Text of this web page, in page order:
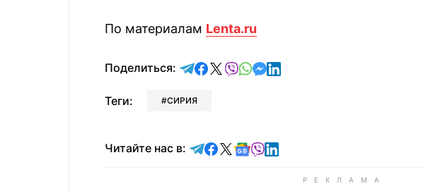
По материалам Lenta.ru
Поделиться: отправить в Telegram
поделиться в Facebook
поделиться в X
отправить в Viber
отправить в Whatsapp
отправить в Messenger
отправить в LinkedIn
Теги: СИРИЯ
Читайте нас в: Читайте в Telegram
Читайте в Facebook
Читайте в X
Читайте в Google news
Читайте в Viber
Читайте в LinkedIn